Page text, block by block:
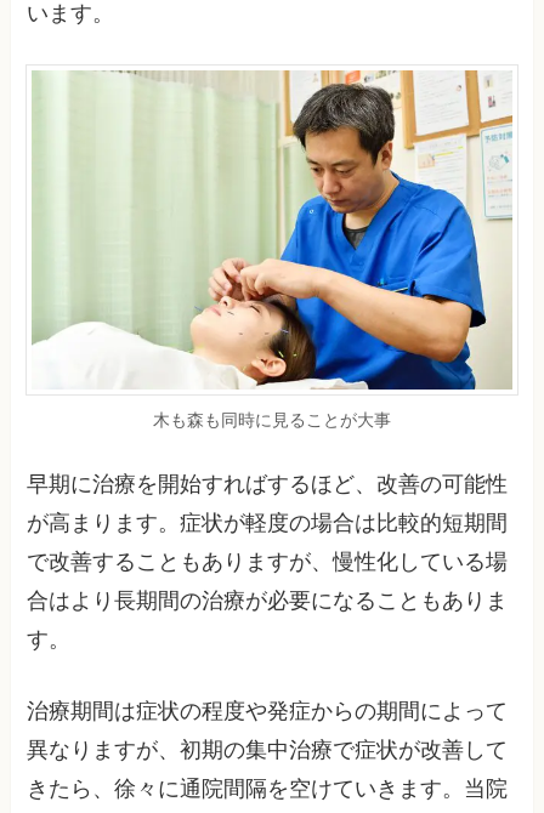
います。
木も森も同時に見ることが大事
早期に治療を開始すればするほど、改善の可能性
が高まります。症状が軽度の場合は比較的短期間
で改善することもありますが、慢性化している場
合はより長期間の治療が必要になることもありま
す。
治療期間は症状の程度や発症からの期間によって
異なりますが、初期の集中治療で症状が改善して
きたら、徐々に通院間隔を空けていきます。当院